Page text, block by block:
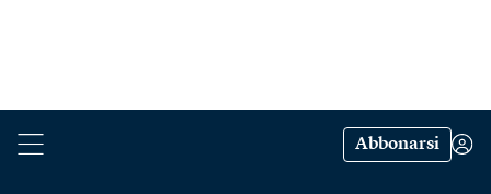
Abbonarsi